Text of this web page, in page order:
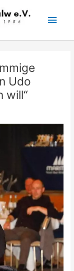
Udo
will“